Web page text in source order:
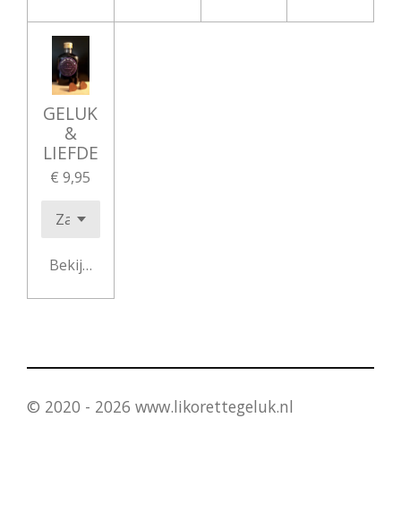
GELUK
&
LIEFDE
€ 9,95
Bekijk details
© 2020 - 2026 www.likorettegeluk.nl